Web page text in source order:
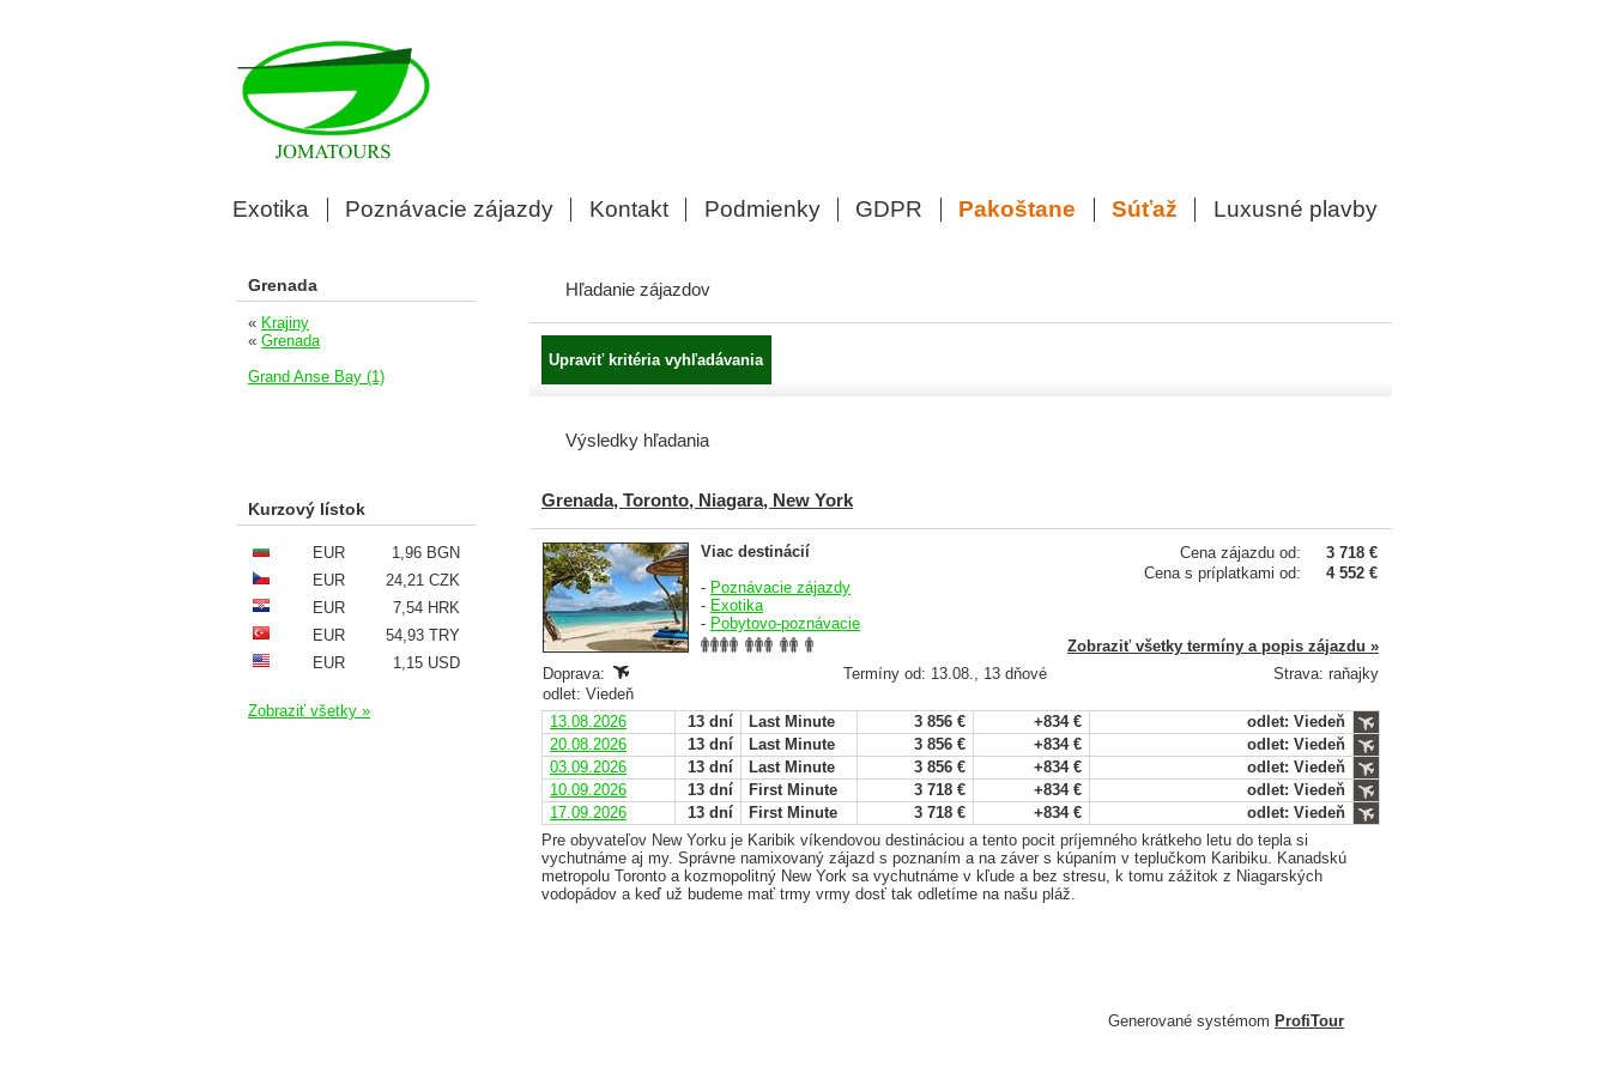
Exotika Poznávacie zájazdy Kontakt Podmienky GDPR Pakoštane Súťaž Luxusné plavby
Hľadanie zájazdov
Výsledky hľadania
Grenada, Toronto, Niagara, New York
Cena zájazdu od:
3 718 €
Cena s príplatkami od:
4 552 €
Viac destinácií
- Poznávacie zájazdy
- Exotika
- Pobytovo-poznávacie
Zobraziť všetky termíny a popis zájazdu »
Doprava:
Termíny od: 13.08., 13 dňové
Strava: raňajky
odlet: Viedeň
13.08.2026
13 dní Last Minute 3 856 € +834 €
odlet: Viedeň
20.08.2026
13 dní Last Minute 3 856 € +834 €
odlet: Viedeň
03.09.2026
13 dní Last Minute 3 856 € +834 €
odlet: Viedeň
10.09.2026
13 dní First Minute 3 718 € +834 €
odlet: Viedeň
17.09.2026
13 dní First Minute 3 718 € +834 €
odlet: Viedeň
Pre obyvateľov New Yorku je Karibik víkendovou destináciou a tento pocit príjemného krátkeho letu do tepla si
vychutnáme aj my. Správne namixovaný zájazd s poznaním a na záver s kúpaním v teplučkom Karibiku. Kanadskú
metropolu Toronto a kozmopolitný New York sa vychutnáme v kľude a bez stresu, k tomu zážitok z Niagarských
vodopádov a keď už budeme mať trmy vrmy dosť tak odletíme na našu pláž.
Grenada
« Krajiny
« Grenada
Grand Anse Bay (1)
Kurzový lístok
EUR
1,96 BGN
EUR
24,21 CZK
EUR
7,54 HRK
EUR
54,93 TRY
EUR
1,15 USD
Zobraziť všetky »
Generované systémom ProfiTour